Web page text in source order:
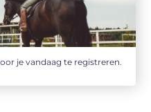
je vandaag te registreren.